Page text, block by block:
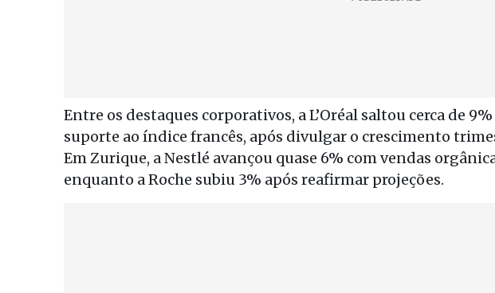
Entre os destaques corporativos, a L’Oréal saltou cerca de
suporte ao índice francês, após divulgar o crescimento
Em Zurique, a Nestlé avançou quase 6% com vendas
enquanto a Roche subiu 3% após reafirmar projeções.